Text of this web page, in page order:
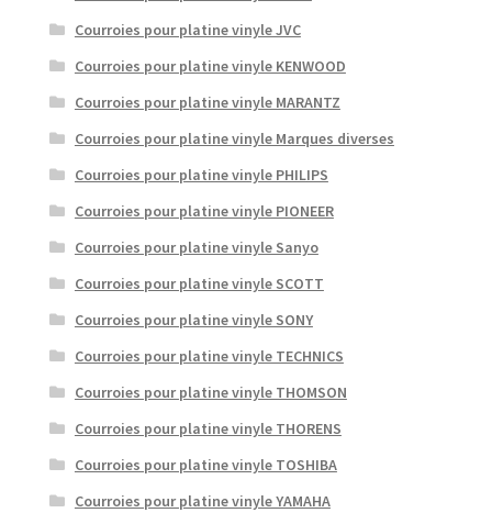
Courroies pour platine vinyle JVC
Courroies pour platine vinyle KENWOOD
Courroies pour platine vinyle MARANTZ
Courroies pour platine vinyle Marques diverses
Courroies pour platine vinyle PHILIPS
Courroies pour platine vinyle PIONEER
Courroies pour platine vinyle Sanyo
Courroies pour platine vinyle SCOTT
Courroies pour platine vinyle SONY
Courroies pour platine vinyle TECHNICS
Courroies pour platine vinyle THOMSON
Courroies pour platine vinyle THORENS
Courroies pour platine vinyle TOSHIBA
Courroies pour platine vinyle YAMAHA